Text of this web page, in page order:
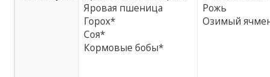
Яровая пшеница
Горох*
Соя*
Кормовые бобы*
Рожь
Озимый